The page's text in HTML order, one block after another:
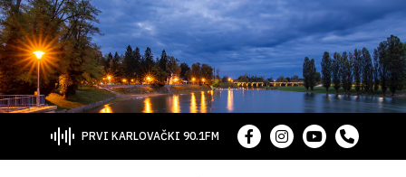
PRVI KARLOVAČKI 90.1FM